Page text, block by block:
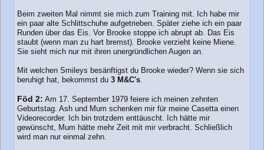
Beim zweiten Mal nimmt sie mich zum Training mit. Ich habe mir
ein paar alte Schlittschuhe aufgetrieben. Später ziehe ich ein paar
Runden über das Eis. Vor Brooke stoppe ich abrupt ab. Das Eis
staubt (wenn man zu hart bremst). Brooke verzieht keine Miene.
Sie sieht mich nur mit ihren unergründlichen Augen an.
Mit welchen Smileys besänftigst du Brooke wieder? Wenn sie sich
beruhigt hat, bekommst du 3 M&C's
Föd 2: Am 17. September 1979 feiere ich meinen zehnten
Geburtstag. Ash und Mum schenken mir für meine Casetta einen
Videorecorder. Ich bin trotzdem enttäuscht. Ich hätte mir
gewünscht, Mum hätte mehr Zeit mit mir verbracht. Schließlich
wird man nur einmal zehn.